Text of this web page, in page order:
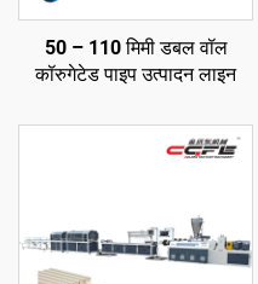
50 – 110 मिमी डबल वॉल
कॉरुगेटेड पाइप उत्पादन लाइन